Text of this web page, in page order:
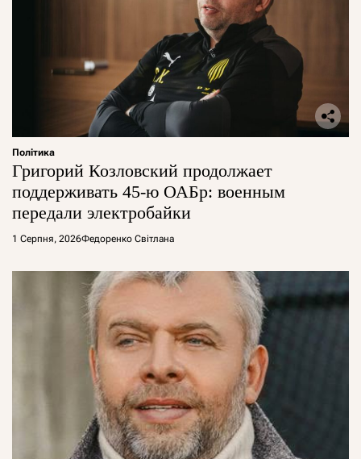
Політика
Григорий Козловский продолжает
поддерживать 45-ю ОАБр: военным
передали электробайки
1 Серпня, 2026Федоренко Світлана